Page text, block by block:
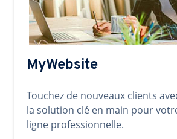
MyWebsite
Touchez de nouveaux clients
la solution clé en main pour
ligne professionnelle.